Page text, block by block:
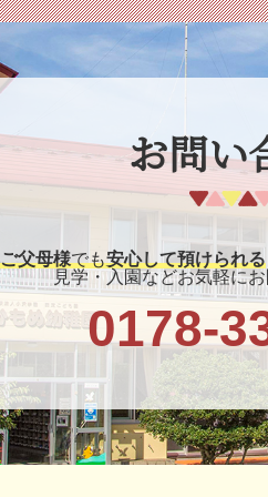
お問い
父母様でも安心して預けられる
見学・入園などお気軽に
0178-